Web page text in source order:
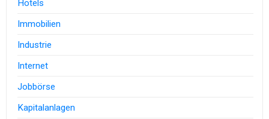
Hotels
Immobilien
Industrie
Internet
Jobbörse
Kapitalanlagen